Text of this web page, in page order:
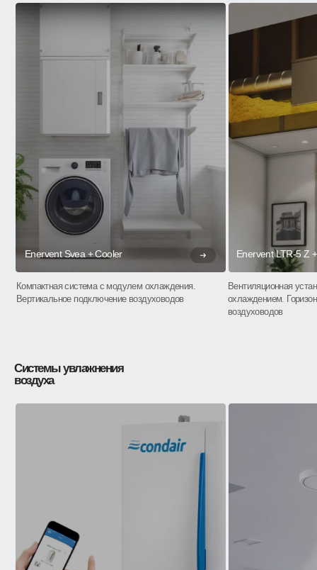
Enervent Svea + Cooler
Компактная система с модулем охлаждения.
Вертикальное подключение воздуховодов
Enervent LTR-5 Z
Вентиляционная
охлаждением.
воздуховодов
Системы увлажнения
воздуха